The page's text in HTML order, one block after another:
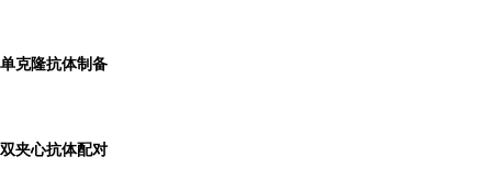
单克隆抗体制备
双夹心抗体配对